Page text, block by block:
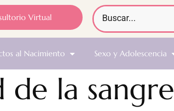
Virtual
al Nacimiento Sexo y Adolescencia
la sangre